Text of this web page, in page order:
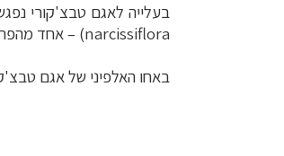
בעלייה לאגם טבצ'קורי
narcissiflora) – אחד
באחו האלפיני של אגם